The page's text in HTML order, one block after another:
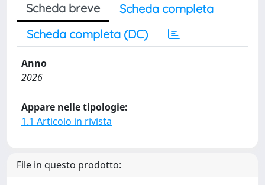
Scheda breve
Scheda completa
Scheda completa (DC)
Anno
2026
Appare nelle tipologie:
1.1 Articolo in rivista
File in questo prodotto: